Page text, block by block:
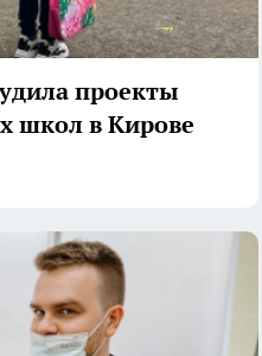
проекты
школ в Кирове